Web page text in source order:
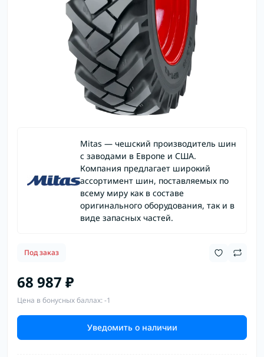
Mitas — чешский производитель шин
с заводами в Европе и США.
Компания предлагает широкий
ассортимент шин, поставляемых по
всему миру как в составе
оригинального оборудования, так и в
виде запасных частей.
Под заказ
68 987 ₽
Цена в бонусных баллах: -1
Уведомить о наличии